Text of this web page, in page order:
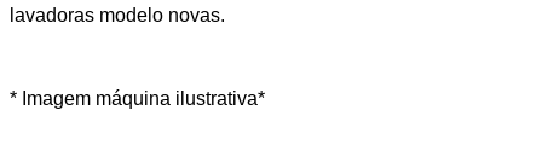
lavadoras modelo novas.
* Imagem máquina ilustrativa*